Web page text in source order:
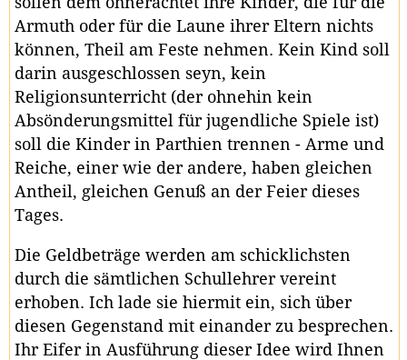
Armuth oder für die Laune ihrer Eltern nichts
können, Theil am Feste nehmen. Kein Kind soll
darin ausgeschlossen seyn, kein
Religionsunterricht (der ohnehin kein
Absönderungsmittel für jugendliche Spiele ist)
soll die Kinder in Parthien trennen - Arme und
Reiche, einer wie der andere, haben gleichen
Antheil, gleichen Genuß an der Feier dieses
Tages.
Die Geldbeträge werden am schicklichsten
durch die sämtlichen Schullehrer vereint
erhoben. Ich lade sie hiermit ein, sich über
diesen Gegenstand mit einander zu besprechen.
Ihr Eifer in Ausführung dieser Idee wird Ihnen